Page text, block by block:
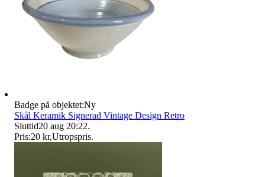
Badge på objektet:Ny
Skål Keramik Signerad Vintage Design Retro
Sluttid20 aug 20:22.
Pris:20 kr,Utropspris.